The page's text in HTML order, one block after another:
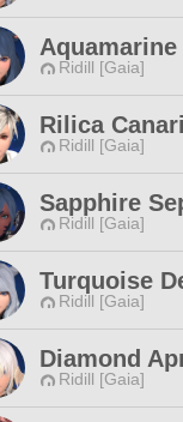
Aquamarine
Ridill [Gaia]
Rilica
Ridill [Gaia]
Sapphire
Ridill [Gaia]
Turquoise
Ridill [Gaia]
Diamond
Ridill [Gaia]